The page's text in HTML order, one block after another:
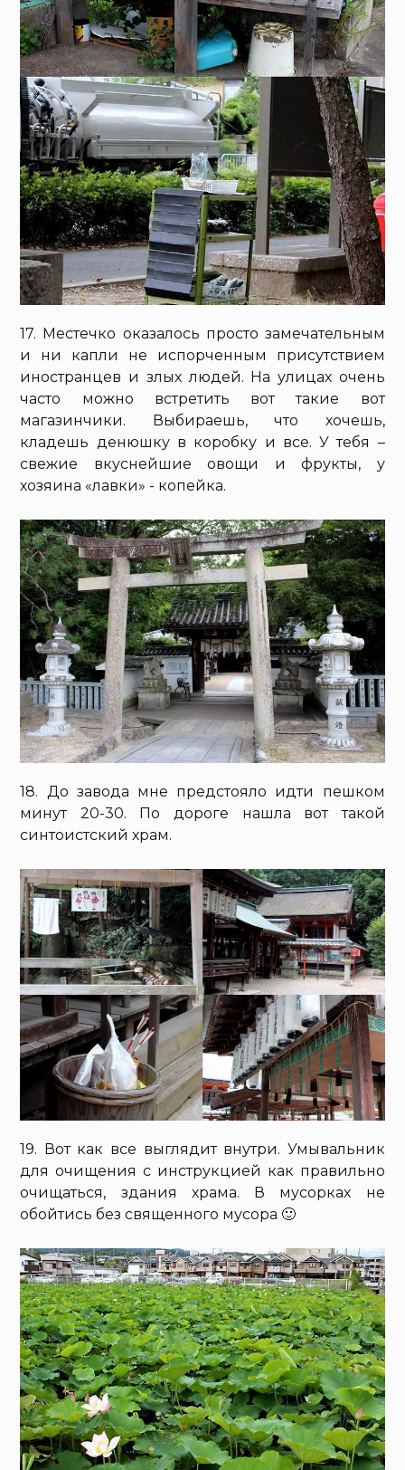
17. Местечко оказалось просто замечательным
и ни капли не испорченным присутствием
иностранцев и злых людей. На улицах очень
часто можно встретить вот такие вот
магазинчики. Выбираешь, что хочешь,
кладешь денюшку в коробку и все. У тебя –
свежие вкуснейшие овощи и фрукты, у
хозяина «лавки» - копейка.
18. До завода мне предстояло идти пешком
минут 20-30. По дороге нашла вот такой
синтоистский храм.
19. Вот как все выглядит внутри. Умывальник
для очищения с инструкцией как правильно
очищаться, здания храма. В мусорках не
обойтись без священного мусора 🙂